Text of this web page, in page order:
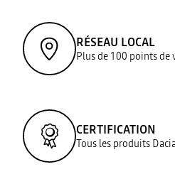
RÉSEAU LOCAL
Plus de 100 points de
CERTIFICATION
Tous les produits